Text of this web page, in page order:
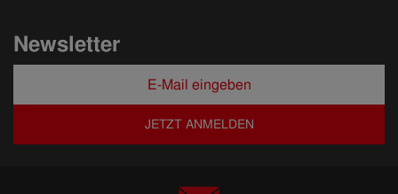
Newsletter
JETZT ANMELDEN